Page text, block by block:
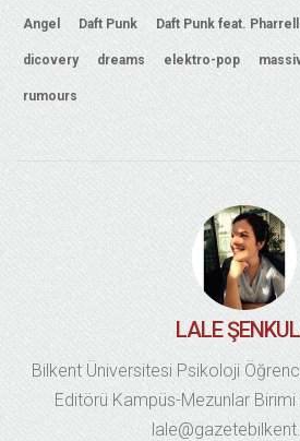
Angel Daft Punk Daft Punk feat.
dicovery dreams elektro-pop
rumours
LALE
Bilkent Üniversitesi Psikoloji
Editörü Kampüs-Mezunlar Birimi